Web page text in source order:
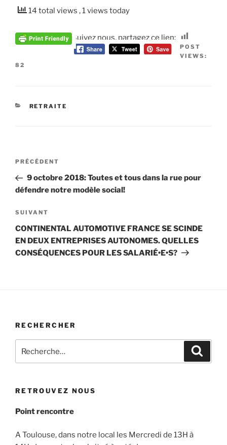
14 total views , 1 views today
Suivez nous, partagez ce lien:
POST
VIEWS:
82
CATÉGORIES
RETRAITE
Navigation
l’article
Article
précédent
PRÉCÉDENT
9 octobre 2018: Toutes et tous dans la rue pour
défendre notre modèle social!
Article
suivant
SUIVANT
CONTINENTAL AUTOMOTIVE FRANCE SE SCINDE
EN DEUX ENTREPRISES AUTONOMES. QUELLES
CONSÉQUENCES POUR LES SALARIÉ•E•S?
RECHERCHER
pour
RETROUVEZ NOUS
Point rencontre
A Toulouse, dans notre local les Mercredi de 13H à